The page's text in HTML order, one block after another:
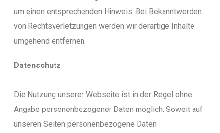
um einen entsprechenden Hinweis. Bei Bekanntwerden
von Rechtsverletzungen werden wir derartige Inhalte
umgehend entfernen.
Datenschutz
Die Nutzung unserer Webseite ist in der Regel ohne
Angabe personenbezogener Daten möglich. Soweit auf
unseren Seiten personenbezogene Daten